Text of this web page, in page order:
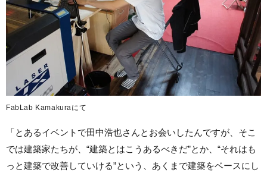
FabLab Kamakuraにて
「とあるイベントで田中浩也さんとお会いしたんですが、そこ
では建築家たちが、“建築とはこうあるべきだ”とか、“それはも
っと建築で改善していける”という、あくまで建築をベースにし